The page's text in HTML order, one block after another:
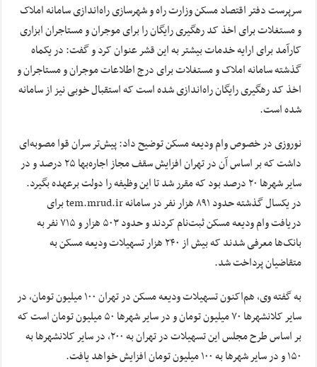
سرپرست دفتر اقتصاد مسکن وزارت راه و شهرسازی راه‌اندازی سامانه املاک
و مستغلات برای اخذ کد رهگیری رایگان را برای موجران و مستاجران ابزاری
کارآمد برای ارایه خدمات بیشتر به این قشر عنوان کرد و گفت: در یکماه
گذشته سامانه املاک و مستغلات برای درج اطلاعات موجران و مستاجران و
اخذ کد رهگیری رایگان راه‌اندازی شده است که استقبال خوبی نیز از سامانه
شده است.
نوروزی در خصوص وام ودیعه مسکن توضیح داد: پیش‌تر سران قوا مصوبه‌ای
داشت که بر اساس آن در تهران افزایش سقف مجاز اجاره‌بها ۲۵ درصد و در
سایر شهرها ۲۰ درصد بود که مقرر شد تا این وظیفه را دولت برعهده بگیرد.
در یکسال گذشته حدود ۸۹۱ هزار نفر در سامانه tem.mrud.ir برای
دریافت وام ودیعه مسکن ثبت‌نام کردند و حدود ۵۰۳ هزار و ۷۱۵ نفر به
بانک‌ها معرفی شدند که بیش از ۲۴۰ هزار تسهیلات ودیعه مسکن به
متقاضیان پرداخت شد.
به گفته وی، هم‌اکنون تسهیلات ودیعه مسکن در تهران ۱۰۰ میلیون تومان، در
سایر کلانشهرها ۷۰ میلیون تومان و در سایر شهرها ۵۰ میلیون تومان است که
بر اساس طرح مجلس این تسهیلات در تهران به ۲۰۰، در سایر کلانشهرها به
۱۵۰ و در سایر شهرها به ۱۰۰ میلیون تومان افزایش خواهد یافت.